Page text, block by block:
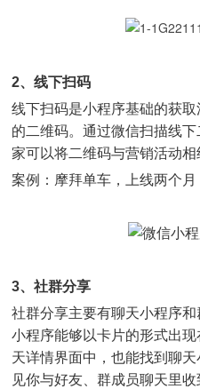
2、线下扫码
线下扫码是小程序基础的获
的二维码。通过微信扫描线
家可以将二维码与营销活动相
案例：摩拜单车，上线两个月
3、社群分享
社群分享主要有聊天小程序
小程序能够以卡片的形式出
天详情界面中，也能找到聊
见你与好友、群成员聊天里